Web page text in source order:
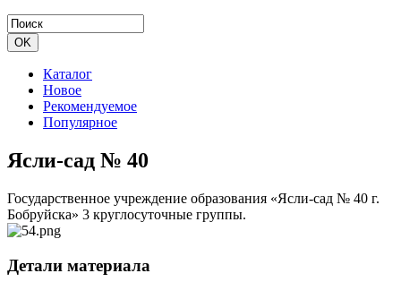
Каталог
Новое
Рекомендуемое
Популярное
Ясли-сад № 40
Государственное учреждение образования «Ясли-сад № 40 г.
Бобруйска» 3 круглосуточные группы.
Детали материала